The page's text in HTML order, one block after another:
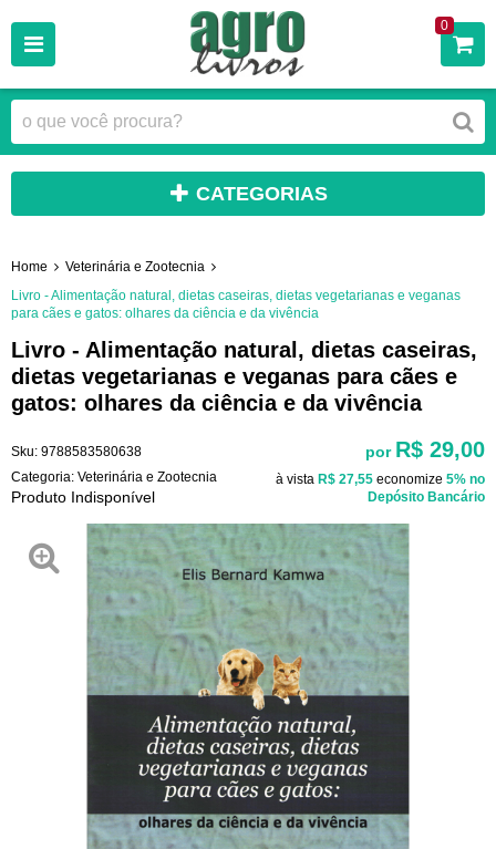
0
CATEGORIAS
Home
Veterinária e Zootecnia
Livro - Alimentação natural, dietas caseiras, dietas vegetarianas e veganas
para cães e gatos: olhares da ciência e da vivência
Livro - Alimentação natural, dietas caseiras,
dietas vegetarianas e veganas para cães e
gatos: olhares da ciência e da vivência
Sku: 9788583580638
Categoria: Veterinária e Zootecnia
Produto Indisponível
por R$ 29,00
à vista R$ 27,55 economize 5% no
Depósito Bancário